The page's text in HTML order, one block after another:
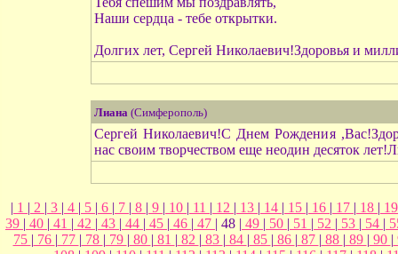
Наши сердца - тебе открытки.
Долгих лет, Сергей Николаевич!Здоровья и
Лиана(Симферополь)
Сергей Николаевич!С Днем Рождения
нас своим творчеством еще неодин десяток
| 1 | 2 | 3 | 4 | 5 | 6 | 7 | 8 | 9 | 10 | 11 | 12 | 13 | 14 | 15 | 16 | 17 | 18 |
39 | 40 | 41 | 42 | 43 | 44 | 45 | 46 | 47 | 48 | 49 | 50 | 51 | 52 | 53 | 54 |
75 | 76 | 77 | 78 | 79 | 80 | 81 | 82 | 83 | 84 | 85 | 86 | 87 | 88 | 89 | 90 |